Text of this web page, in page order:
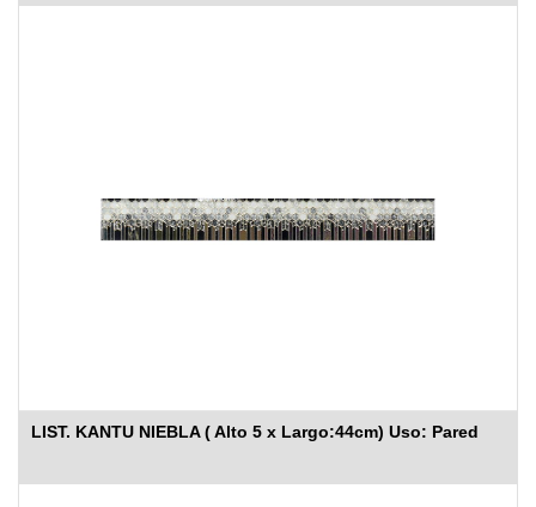
LIST. KANTU NIEBLA ( Alto 5 x Largo:44cm) Uso: Pared